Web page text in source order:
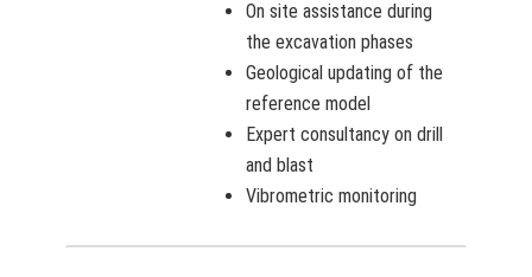
On site assistance during
the excavation phases
Geological updating of the
reference model
Expert consultancy on drill
and blast
Vibrometric monitoring